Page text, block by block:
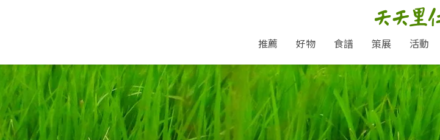
推薦
好康優惠
8月新品優惠
8月快閃商品優惠
主題推薦
中秋送禮推薦
超值好物特惠
好物
米麵/調理食材
米/麵/粉
豆麥雜糧種子
飲品/零食
豆漿/優格/植物奶
果汁/醋飲/飲料
即食料理/糕點
沖泡麵/粥/湯
熟食料理/調理包
食譜 策展
愛地球,吃蔬食就可
作夥利他 加入水滴會
「里仁誠食市集」永
活動
主題活動
會員專屬
產品推薦
專題文章
農產品與農友
食品與廠商
關注支持
本土優先
減塑微革命
里仁新訊
里仁動態
分店動態
媒
永
淨
品牌故事
里仁七大永續行動
產品/有機蔬果把關